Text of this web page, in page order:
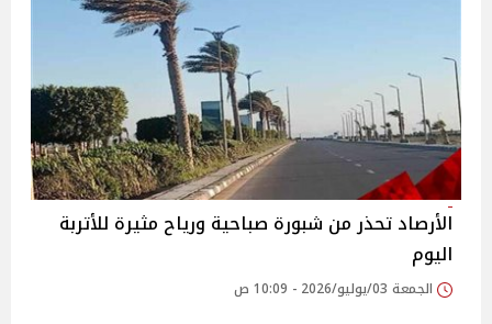
الأرصاد تحذر من شبورة صباحية ورياح مثيرة للأتربة
اليوم
الجمعة 03/يوليو/2026 - 10:09 ص